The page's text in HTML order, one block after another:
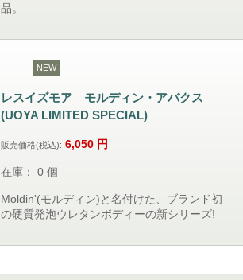
品。
NEW
レスイズモア モルディン・アバクス
(UOYA LIMITED SPECIAL)
販売価格(税込): 6,050 円
在庫： 0 個
Moldin'(モルディン)と名付けた、ブランド初
の硬質発泡ウレタンボディーの新シリーズ!